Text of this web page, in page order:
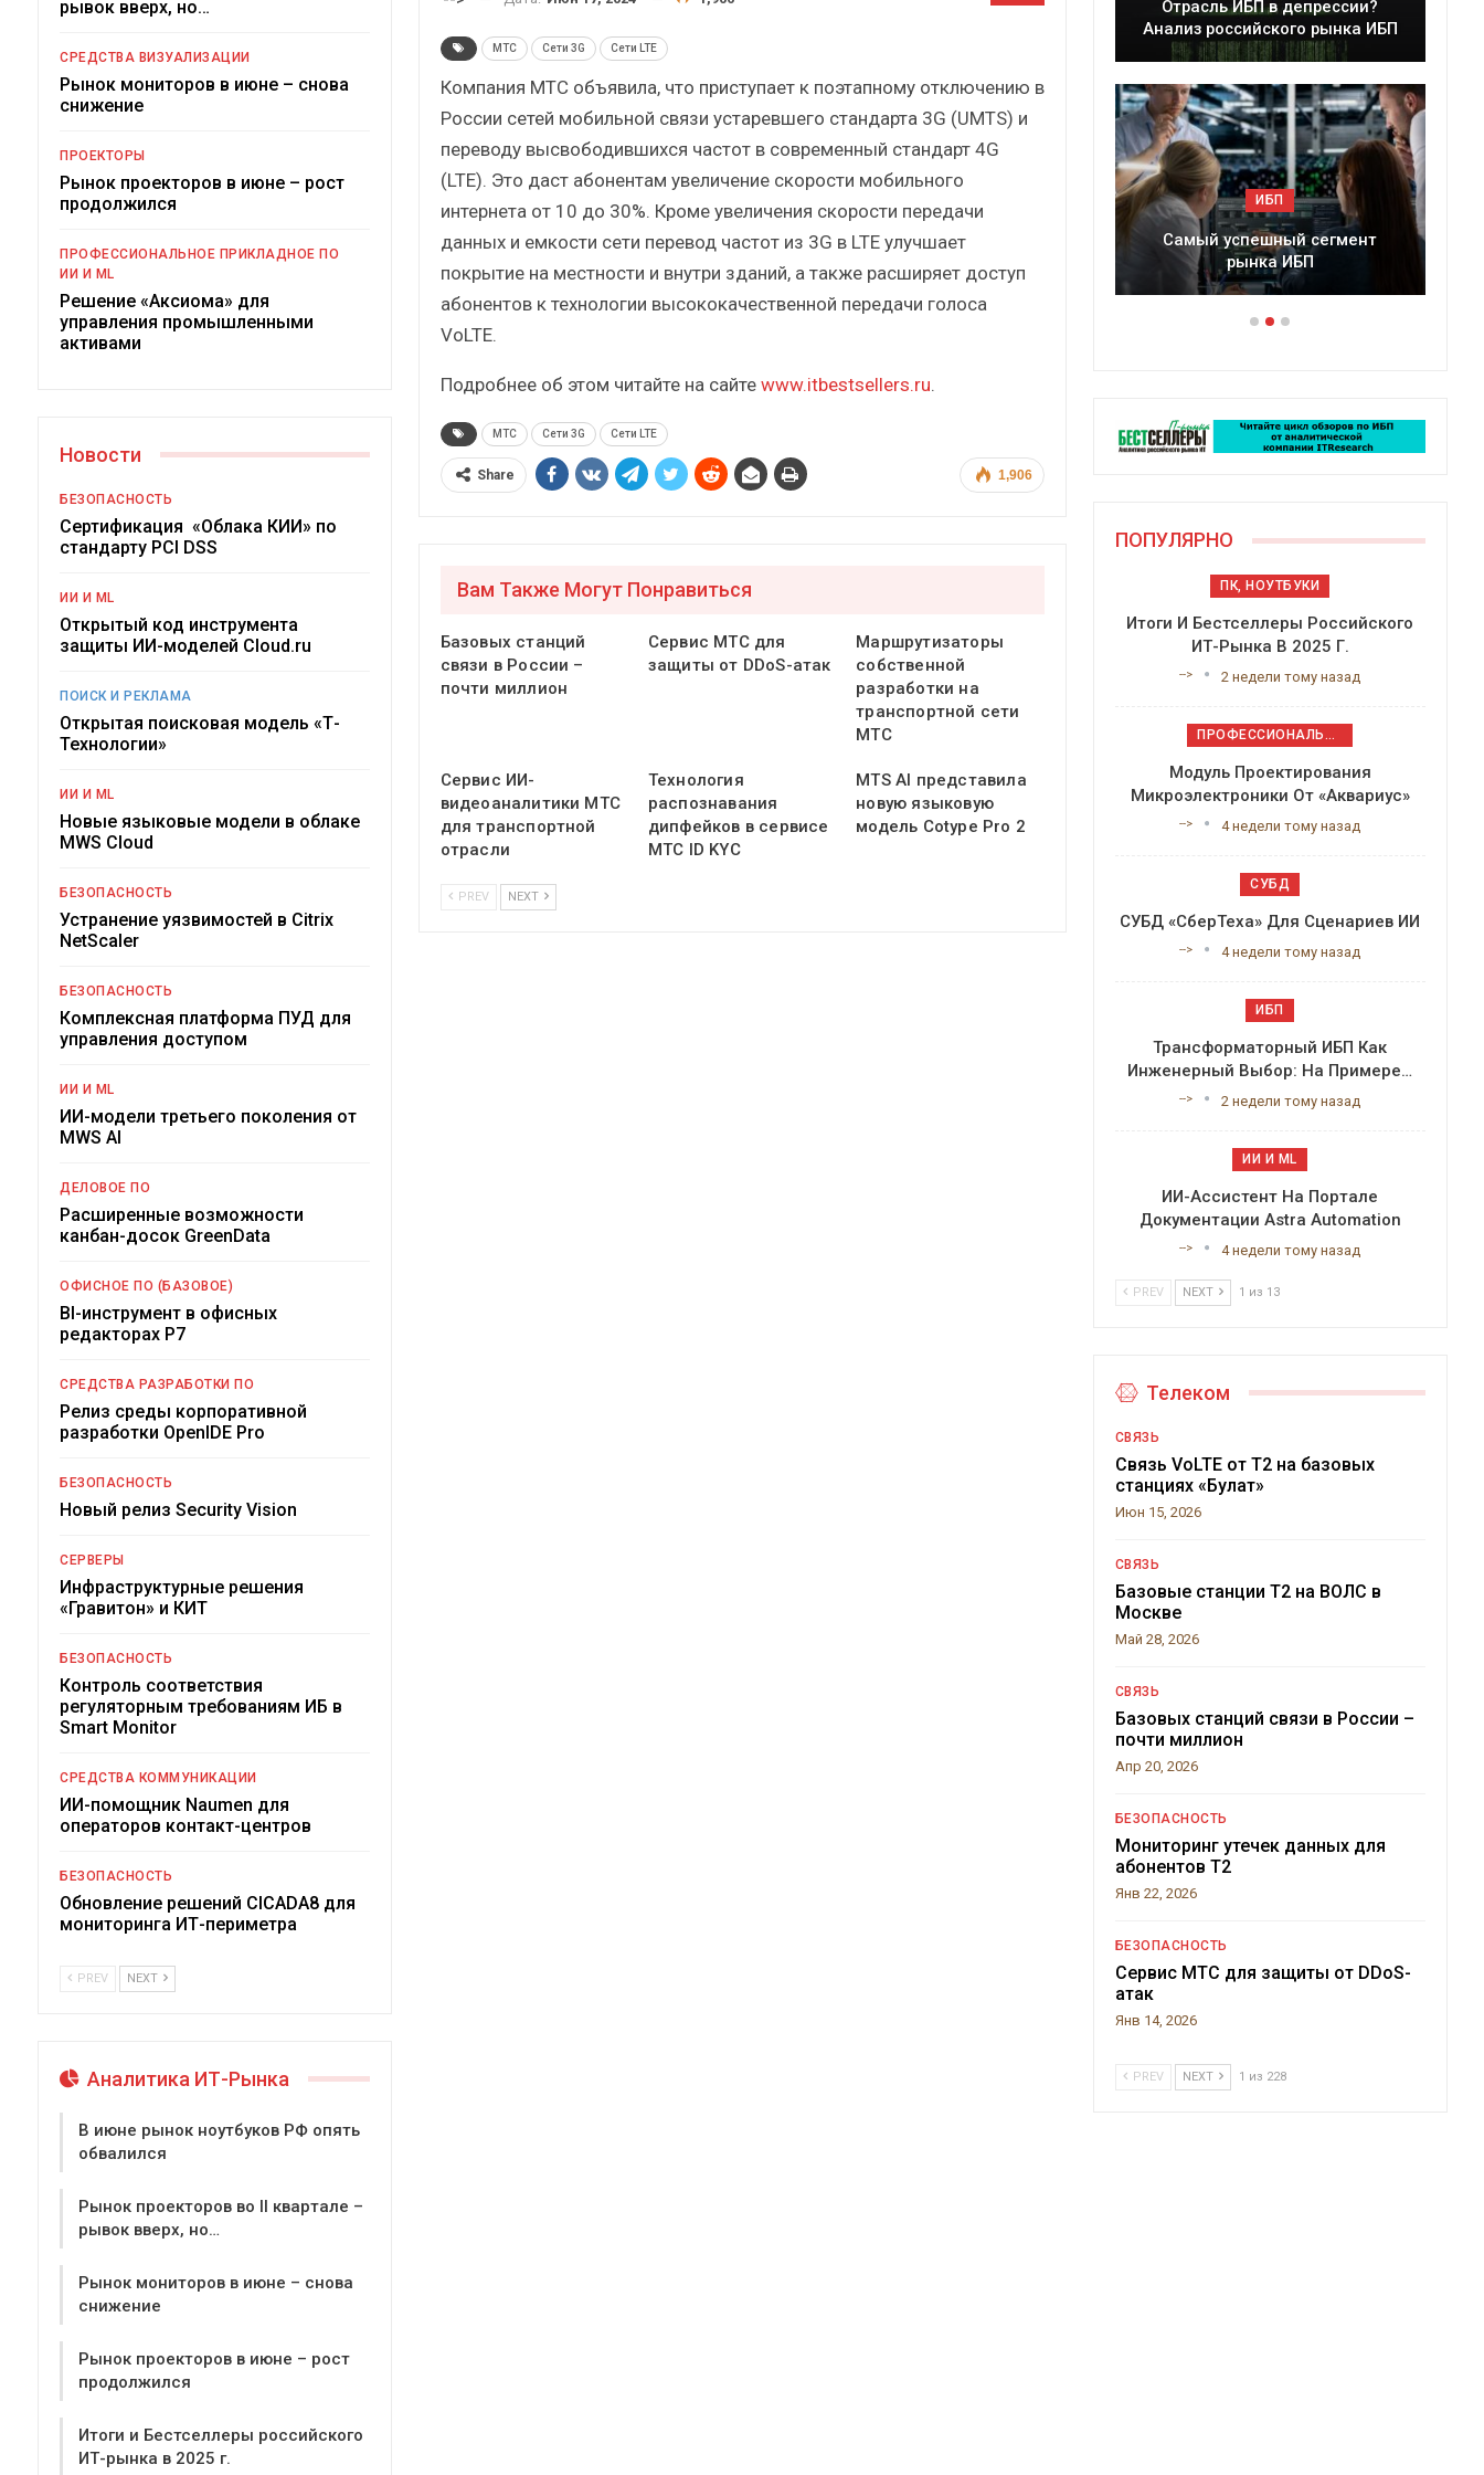
МТС Сети 3G Сети LTE
Компания МТС объявила, что приступает к поэтапному отключению в
России сетей мобильной связи устаревшего стандарта 3G (UMTS) и
переводу высвободившихся частот в современный стандарт 4G
(LTE). Это даст абонентам увеличение скорости мобильного
интернета от 10 до 30%. Кроме увеличения скорости передачи
данных и емкости сети перевод частот из 3G в LTE улучшает
покрытие на местности и внутри зданий, а также расширяет доступ
абонентов к технологии высококачественной передачи голоса
VoLTE.
Подробнее об этом читайте на сайте www.itbestsellers.ru.
МТС Сети 3G Сети LTE
1,906
Share
Вам Также Могут Понравиться
Базовых станций
связи в России –
почти миллион
Сервис МТС для
защиты от DDoS-атак
Маршрутизаторы
собственной
разработки на
транспортной сети
МТС
Сервис ИИ-
видеоаналитики МТС
для транспортной
отрасли
Технология
распознавания
дипфейков в сервисе
МТС ID KYC
MTS AI представила
новую языковую
модель Cotype Pro 2
PREV NEXT
рывок вверх, но…
СРЕДСТВА ВИЗУАЛИЗАЦИИ
Рынок мониторов в июне – снова
снижение
ПРОЕКТОРЫ
Рынок проекторов в июне – рост
продолжился
ПРОФЕССИОНАЛЬНОЕ ПРИКЛАДНОЕ ПО
ИИ И ML
Решение «Аксиома» для
управления промышленными
активами
Новости
БЕЗОПАСНОСТЬ
Сертификация «Облака КИИ» по
стандарту PCI DSS
ИИ И ML
Открытый код инструмента
защиты ИИ-моделей Cloud.ru
ПОИСК И РЕКЛАМА
Открытая поисковая модель «Т-
Технологии»
ИИ И ML
Новые языковые модели в облаке
MWS Cloud
БЕЗОПАСНОСТЬ
Устранение уязвимостей в Citrix
NetScaler
БЕЗОПАСНОСТЬ
Комплексная платформа ПУД для
управления доступом
ИИ И ML
ИИ-модели третьего поколения от
MWS AI
ДЕЛОВОЕ ПО
Расширенные возможности
канбан-досок GreenData
ОФИСНОЕ ПО (БАЗОВОЕ)
BI-инструмент в офисных
редакторах Р7
СРЕДСТВА РАЗРАБОТКИ ПО
Релиз среды корпоративной
разработки OpenIDE Pro
БЕЗОПАСНОСТЬ
Новый релиз Security Vision
СЕРВЕРЫ
Инфраструктурные решения
«Гравитон» и КИТ
БЕЗОПАСНОСТЬ
Контроль соответствия
регуляторным требованиям ИБ в
Smart Monitor
СРЕДСТВА КОММУНИКАЦИИ
ИИ-помощник Naumen для
операторов контакт-центров
БЕЗОПАСНОСТЬ
Обновление решений CICADA8 для
мониторинга ИТ-периметра
PREV NEXT
Аналитика ИТ-Рынка
В июне рынок ноутбуков РФ опять
обвалился
Рынок проекторов во II квартале –
рывок вверх, но…
Рынок мониторов в июне – снова
снижение
Рынок проекторов в июне – рост
продолжился
Итоги и Бестселлеры российского
ИТ-рынка в 2025 г.
Краткий статистический
Подкосят ли глобальные угрозы
Отрасль ИБП в депрессии?
Отрасль ИБП в депрессии?
Анализ российского рынка ИБП
ИБП
Самый успешный сегмент
рынка ИБП
Подкосят ли
ПОПУЛЯРНО
ПК, НОУТБУКИ
Итоги И Бестселлеры Российского
ИТ-Рынка В 2025 Г.
--> 2 недели тому назад
ПРОФЕССИОНАЛЬНОЕ ПРИКЛАДНОЕ ПО
Модуль Проектирования
Микроэлектроники От «Аквариус»
--> 4 недели тому назад
СУБД
СУБД «СберТеха» Для Сценариев ИИ
--> 4 недели тому назад
ИБП
Трансформаторный ИБП Как
Инженерный Выбор: На Примере…
--> 2 недели тому назад
ИИ И ML
ИИ-Ассистент На Портале
Документации Astra Automation
--> 4 недели тому назад
PREV NEXT 1 из 13
Телеком
СВЯЗЬ
Связь VoLTE от Т2 на базовых
станциях «Булат»
Июн 15, 2026
СВЯЗЬ
Базовые станции T2 на ВОЛС в
Москве
Май 28, 2026
СВЯЗЬ
Базовых станций связи в России –
почти миллион
Апр 20, 2026
БЕЗОПАСНОСТЬ
Мониторинг утечек данных для
абонентов T2
Янв 22, 2026
БЕЗОПАСНОСТЬ
Сервис МТС для защиты от DDoS-
атак
Янв 14, 2026
PREV NEXT 1 из 228